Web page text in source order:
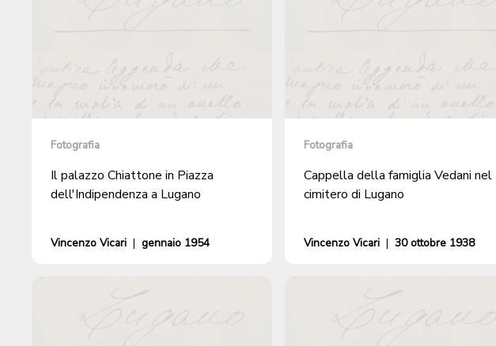
Fotografia
Il palazzo Chiattone in Piazza
dell'Indipendenza a Lugano
Vincenzo Vicari | gennaio 1954
Fotografia
Cappella della famiglia Vedani nel
cimitero di Lugano
Vincenzo Vicari | 30 ottobre 1938